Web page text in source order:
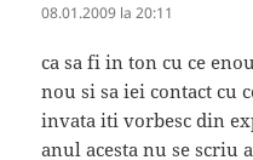
08.01.2009 la 20:11
ca sa fi in ton cu ce
nou si sa iei contact cu
invata iti vorbesc din
anul acesta nu se scriu